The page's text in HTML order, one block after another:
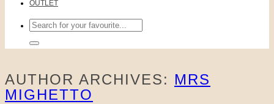
OUTLET
Sök
efter:
AUTHOR ARCHIVES: MRS
MIGHETTO